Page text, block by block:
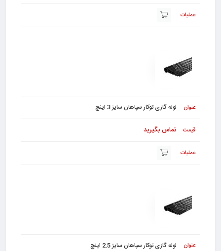
لوله گازی توکار سپاهان سایز 3 اینچ
تماس بگیرید
لوله گازی توکار سپاهان سایز 2.5 اینچ